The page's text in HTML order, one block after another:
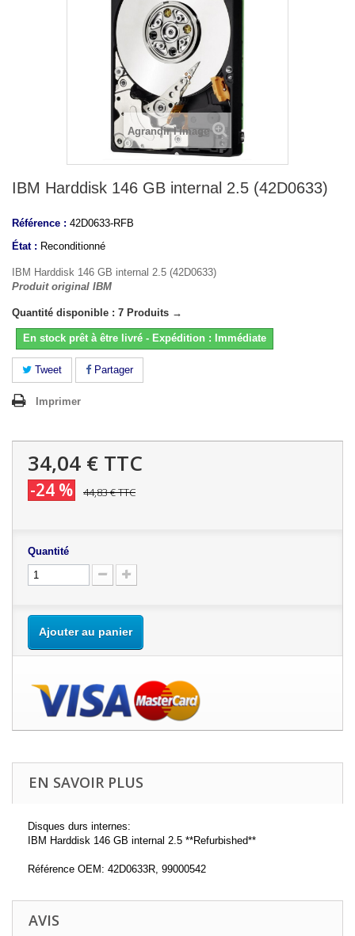
Agrandir l'image
IBM Harddisk 146 GB internal 2.5 (42D0633)
Référence : 42D0633-RFB
État : Reconditionné
IBM Harddisk 146 GB internal 2.5 (42D0633)
Produit original IBM
Quantité disponible : 7 Produits →
En stock prêt à être livré - Expédition : Immédiate
Tweet Partager
Imprimer
34,04 € TTC
-24 % 44,83 €TTC
Quantité
Ajouter au panier
EN SAVOIR PLUS
Disques durs internes:
IBM Harddisk 146 GB internal 2.5 **Refurbished**
Référence OEM: 42D0633R, 99000542
AVIS